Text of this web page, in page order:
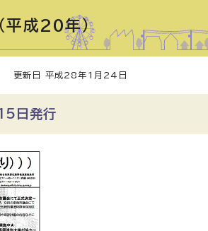
平成20年）
更新日 平成28年1月24日
日発行